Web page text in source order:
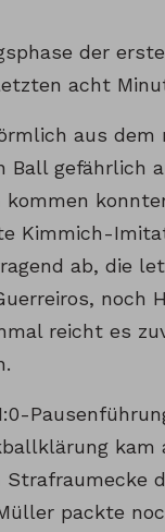
der
acht
aus
Ball gefährlich
Kimmich-
ab, die
noch
reicht es
packte